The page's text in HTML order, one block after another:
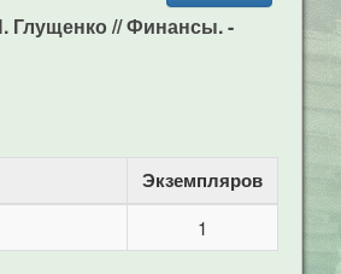
Глущенко // Финансы. -
Экземпляров
1